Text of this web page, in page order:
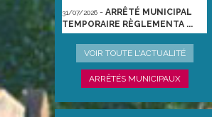
ARRÊTÉ MUNICIPAL
TEMPORAIRE RÈGLEMENTA ...
22/06/2026-ARRÊTÉ
PRÉFECTORAL DU 21/06/2026
VOIR TOUTE L'ACTUALITÉ
ARRÊTÉS MUNICIPAUX